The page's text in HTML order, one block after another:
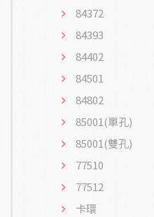
84372
84393
84402
84501
84802
85001(單孔)
85001(雙孔)
77510
77512
卡環